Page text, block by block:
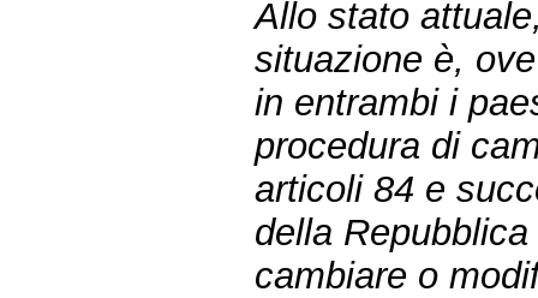
Allo stato
situazione è,
in entrambi i
procedura di
articoli 84 e
della
cambiare o